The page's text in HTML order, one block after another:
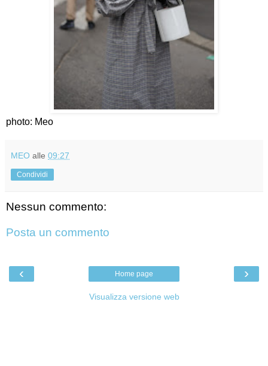
photo: Meo
MEO alle 09:27
Condividi
Nessun commento:
Posta un commento
‹ ›
Home page
Visualizza versione web